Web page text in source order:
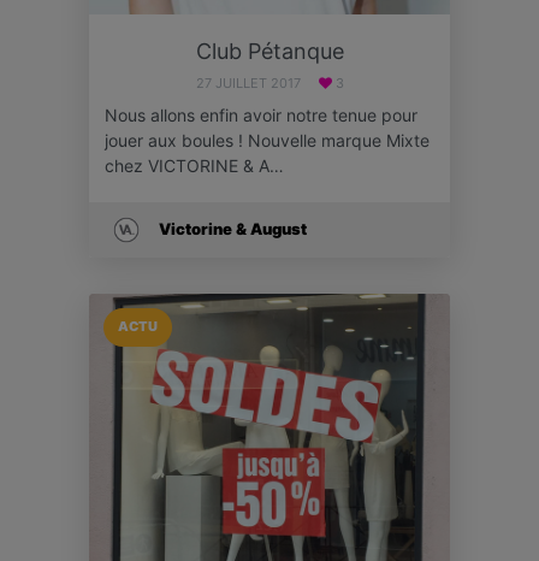
Club Pétanque
27 JUILLET 2017 3
Nous allons enfin avoir notre tenue pour
jouer aux boules ! Nouvelle marque Mixte
chez VICTORINE & A…
Victorine & August
ACTU